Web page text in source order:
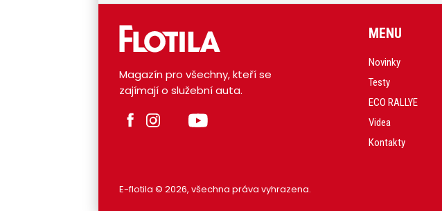
Magazín pro všechny, kteří se
zajímají o služební auta.
MENU
Novinky
Testy
ECO RALLYE
Videa
Kontakty
E-flotila © 2026, všechna práva vyhrazena.